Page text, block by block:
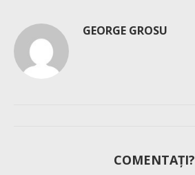
GEORGE GROSU
COMENTAȚI?